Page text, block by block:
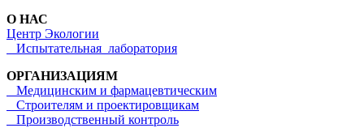
О НАС
Центр Экологии
Испытательная лаборатория
ОРГАНИЗАЦИЯМ
Медицинским и фармацевтическим
Строителям и проектировщикам
Производственный контроль